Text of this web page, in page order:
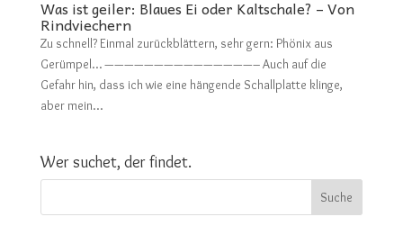
Was ist geiler: Blaues Ei oder Kaltschale? – Von
Rindviechern
Zu schnell? Einmal zurückblättern, sehr gern: Phönix aus
Gerümpel… ———————————————– Auch auf die
Gefahr hin, dass ich wie eine hängende Schallplatte klinge,
aber mein...
Wer suchet, der findet.